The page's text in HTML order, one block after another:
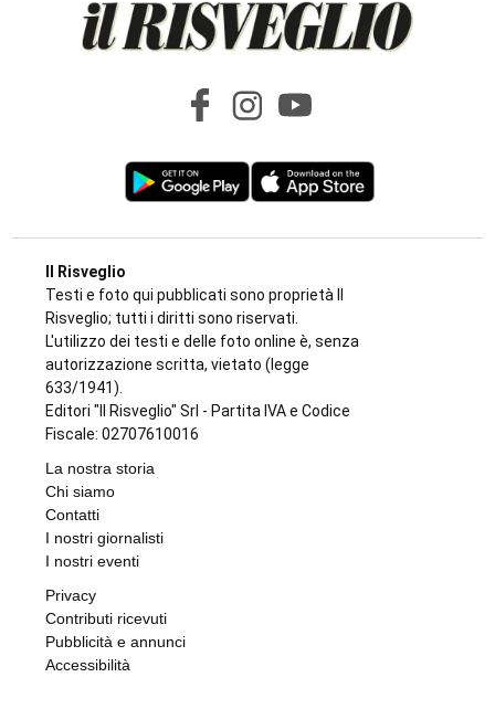
Il Risveglio
Testi e foto qui pubblicati sono proprietà Il
Risveglio; tutti i diritti sono riservati.
L'utilizzo dei testi e delle foto online è, senza
autorizzazione scritta, vietato (legge
633/1941).
Editori "Il Risveglio" Srl - Partita IVA e Codice
Fiscale: 02707610016
La nostra storia
Chi siamo
Contatti
I nostri giornalisti
I nostri eventi
Privacy
Contributi ricevuti
Pubblicità e annunci
Accessibilità